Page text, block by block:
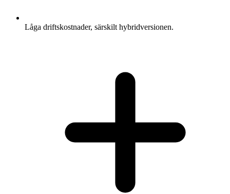
Låga driftskostnader, särskilt hybridversionen.